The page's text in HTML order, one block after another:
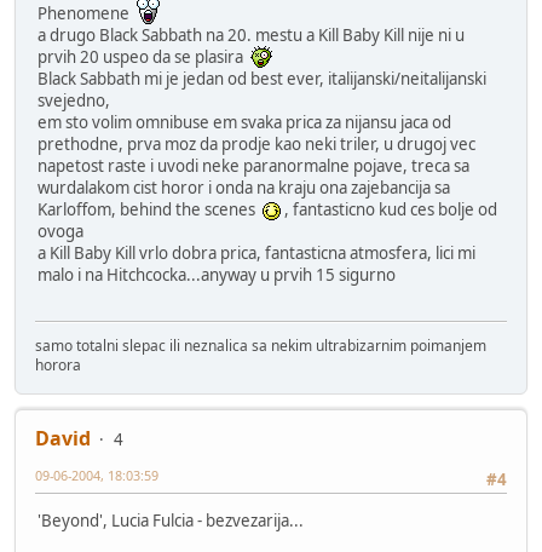
Phenomene
a drugo Black Sabbath na 20. mestu a Kill Baby Kill nije ni u
prvih 20 uspeo da se plasira
Black Sabbath mi je jedan od best ever, italijanski/neitalijanski
svejedno,
em sto volim omnibuse em svaka prica za nijansu jaca od
prethodne, prva moz da prodje kao neki triler, u drugoj vec
napetost raste i uvodi neke paranormalne pojave, treca sa
wurdalakom cist horor i onda na kraju ona zajebancija sa
Karloffom, behind the scenes
, fantasticno kud ces bolje od
ovoga
a Kill Baby Kill vrlo dobra prica, fantasticna atmosfera, lici mi
malo i na Hitchcocka...anyway u prvih 15 sigurno
samo totalni slepac ili neznalica sa nekim ultrabizarnim poimanjem
horora
David
4
#4
09-06-2004, 18:03:59
'Beyond', Lucia Fulcia - bezvezarija...